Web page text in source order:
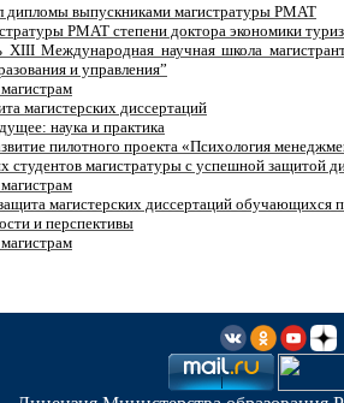
дипломы выпускниками магистратуры РМАТ
РМАТ степени доктора экономики
XIII Международная научная школа
и управления”
магистерских диссертаций
наука и практика
пилотного проекта «Психология
студентов магистратуры с успешной защитой
магистерских диссертаций обучающихся
и перспективы